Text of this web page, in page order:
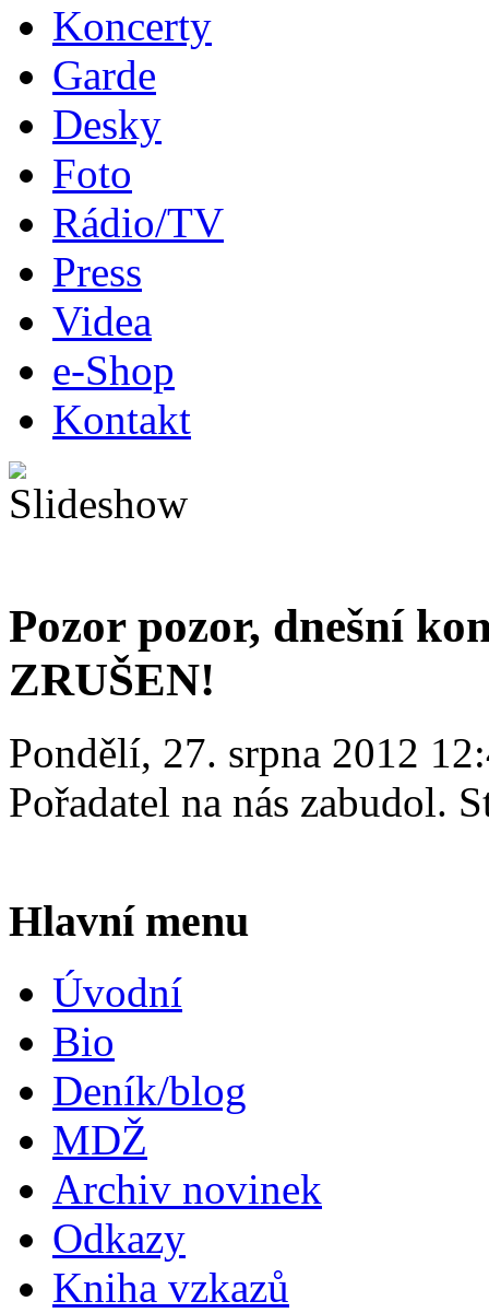
Koncerty
Garde
Desky
Foto
Rádio/TV
Press
Videa
e-Shop
Kontakt
Pozor pozor, dnešní
ZRUŠEN!
Pondělí, 27. srpna 2012
Pořadatel na nás zabudol.
Hlavní menu
Úvodní
Bio
Deník/blog
MDŽ
Archiv novinek
Odkazy
Kniha vzkazů